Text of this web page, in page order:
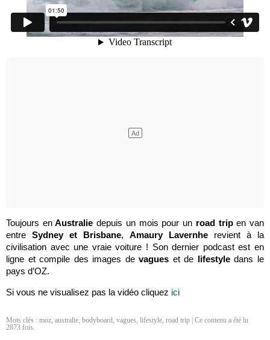
Toujours enAustralie depuis un mois pour un road tripen van
entre Sydney et Brisbane, Amaury Lavernhe revient à la
civilisation avec une vraie voiture ! Son dernier podcast est en
ligne et compile des images devagues et de lifestyledans le
pays d’OZ.
Si vous ne visualisez pas la vidéo cliquez ici
Mots clés : moz, australie, bodyboard, vagues, lifestyle, road trip | Ce contenu a été lu
2873 fois.